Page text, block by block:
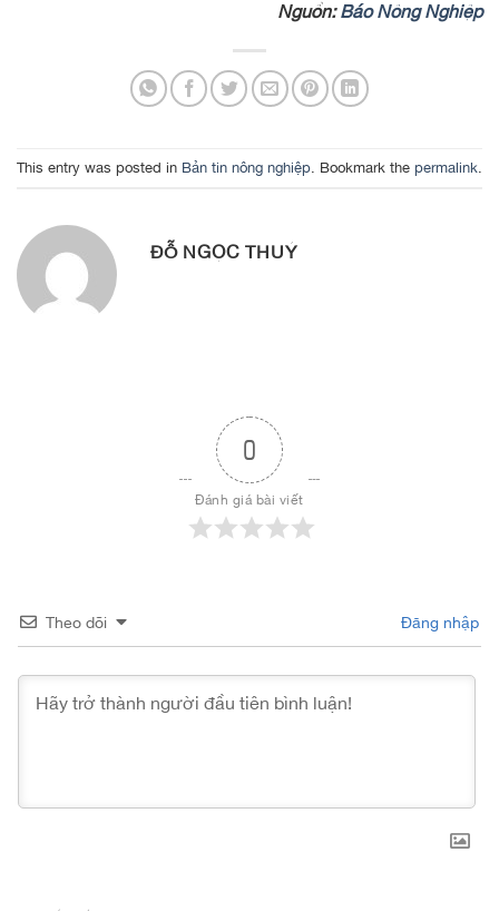
Nguồn:Báo Nông Nghiệp
This entry was posted in Bản tin nông nghiệp . Bookmark the permalink
ĐỖ NGỌC THUÝ
0
Đánh giá bài viết
Theo dõi Đăng nhập